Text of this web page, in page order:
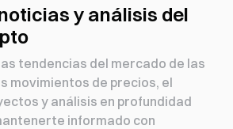
y análisis del
tendencias del mercado de las
movimientos de precios, el
y análisis en profundidad
informado con